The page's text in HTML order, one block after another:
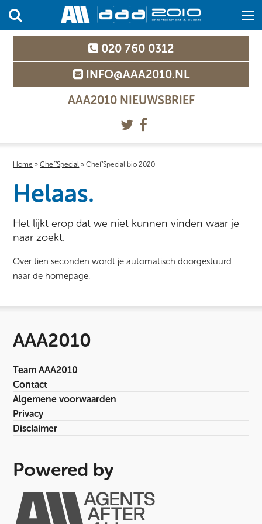
020 760 0312
INFO@AAA2010.NL
AAA2010 NIEUWSBRIEF
Home »Chef’Special »Chef’Special bio 2020
Helaas.
Het lijkt erop dat we niet kunnen vinden waar je
naar zoekt.
Over tien seconden wordt je automatisch doorgestuurd
naar de homepage.
AAA2010
Team AAA2010
Contact
Algemene voorwaarden
Privacy
Disclaimer
Powered by